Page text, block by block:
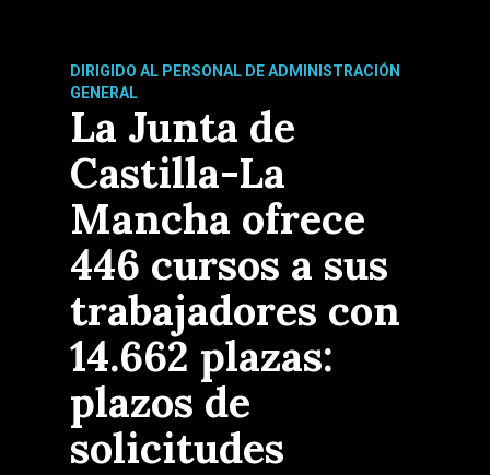
DIRIGIDO AL PERSONAL DE ADMINISTRACIÓN
GENERAL
La Junta de
Castilla-La
Mancha ofrece
446 cursos a sus
trabajadores con
14.662 plazas:
plazos de
solicitudes